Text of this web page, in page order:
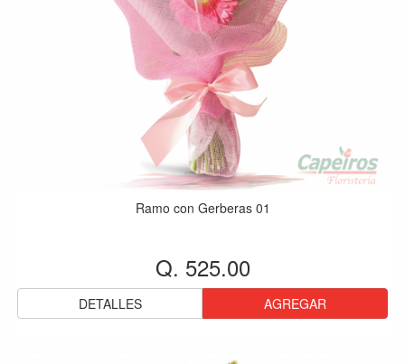
Ramo con Gerberas 01
Q. 525.00
DETALLES AGREGAR